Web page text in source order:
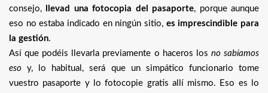
consejo,
llevad una fotocopia del pasaporte, porque aunque
eso no estaba indicado en ningún sitio, es imprescindible para
la gestión.
Así que podéis llevarla previamente o haceros los no sabíamos
eso y, lo habitual, será que un simpático funcionario tome
vuestro pasaporte y lo fotocopie gratis allí mismo. Eso es lo